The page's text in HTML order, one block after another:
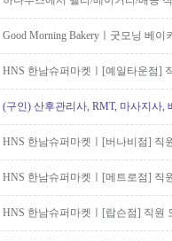
Good Morning Bakeryㅣ굿모닝 베
HNS 한남슈퍼마켓ㅣ[예일타운점]
(구인) 산후관리사, RMT, 마사지사,
HNS 한남슈퍼마켓ㅣ[버나비점] 직
HNS 한남슈퍼마켓ㅣ[메트로점] 직
HNS 한남슈퍼마켓ㅣ[랍슨점] 직원